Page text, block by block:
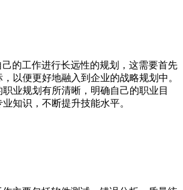
己的工作进行长远性的规划，这需要首先
以便更好地融入到企业的战略规划中。
业规划有所清晰，明确自己的职业目
知识，不断提升技能水平。